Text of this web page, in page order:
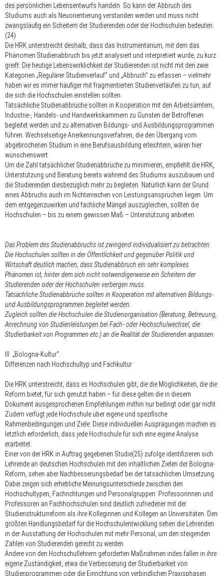
des persönlichen Lebensentwurfs handeln. So kann der Abbruch des
Studiums auch als Neuorientierung verstanden werden und muss nicht
zwangsläufig ein Scheitern der Studierenden oder der Hochschulen bedeuten.
(24)
Die HRK unterstreicht deshalb, dass das Instrumentarium, mit dem das
Phänomen Studienabbruch bis jetzt analysiert und interpretiert wurde, zu kurz
greift: Die heutige Lebenswirklichkeit der Studierenden ist nicht mit den zwei
Kategorien „Regulärer Studienverlauf“ und „Abbruch“ zu erfassen – vielmehr
haben wir es immer häufiger mit fragmentierten Studienverläufen zu tun, auf
die sich die Hochschulen einstellen sollten.
Tatsächliche Studienabbrüche sollten in Kooperation mit den Arbeitsämtern,
Industrie-, Handels- und Handwerkskammern zu Gunsten der Betroffenen
begleitet werden und zu alternativen Bildungs- und Ausbildungsprogrammen
führen. Wechselseitige Anerkennungsverfahren, die den Übergang vom
abgebrochenen Studium in eine Berufsausbildung erleichtern, wären hier
wünschenswert.
Um die Zahl tatsächlicher Studienabbrüche zu minimieren, empfiehlt die HRK,
Unterstützung und Beratung bereits während des Studiums auszubauen und
die Studierenden diesbezüglich mehr zu begleiten. Natürlich kann der Grund
eines Abbruchs auch im Nichterreichen von Leistungsansprüchen liegen. Um
dem entgegenzuwirken und fachliche Mängel auszugleichen, sollten die
Hochschulen – bis zu einem gewissen Maß – Unterstützung anbieten.
Das Problem des Studienabbruchs ist zwingend individualisiert zu betrachten.
Die Hochschulen sollten in der Öffentlichkeit und gegenüber Politik und
Wirtschaft deutlich machen, dass Studienabbruch ein sehr komplexes
Phänomen ist, hinter dem sich nicht notwendigerweise ein Scheitern der
Studierenden oder der Hochschulen verbergen muss.
Tatsächliche Studienabbrüche sollten in Kooperation mit alternativen Bildungs-
und Ausbildungsprogrammen begleitet werden.
Zugleich sollten die Hochschulen die Studienorganisation (Beratung, Betreuung,
Anrechnung von Studienleistungen bei Fach- oder Hochschulwechsel, die
Studierbarkeit von Programmen etc.) an die Realität der Studierenden anpassen.
III. „Bologna-Kultur“.
Differenzen nach Hochschultyp und Fachkultur
Die HRK unterstreicht, dass es Hochschulen gibt, die die Möglichkeiten, die die
Reform bietet, für sich genutzt haben – für diese gelten die in diesem
Dokument ausgesprochenen Empfehlungen mithin nur bedingt oder gar nicht.
Zudem verfügt jede Hochschule über eigene und spezifische
Rahmenbedingungen und Ziele. Diese individuellen Ausprägungen machen es
letztlich erforderlich, dass jede Hochschule für sich eine eigene Analyse
erarbeitet.
Einer von der HRK in Auftrag gegebenen Studie(25) zufolge identifizieren sich
Lehrende an deutschen Hochschulen mit den inhaltlichen Zielen der Bologna-
Reform, sehen aber Nachbesserungsbedarf bei der tatsächlichen Umsetzung.
Dabei zeigen sich erhebliche Meinungsunterschiede zwischen den
Hochschultypen, Fachrichtungen und Personalgruppen: Professorinnen und
Professoren an Fachhochschulen sind deutlich zufriedener mit der
Studienstrukturreform als ihre Kolleginnen und Kollegen an Universitäten. Den
größten Handlungsbedarf für die Hochschulentwicklung sehen die Lehrenden
in der Ausstattung der Hochschulen mit mehr Personal, um den steigenden
Zahlen von Studierenden gerecht zu werden.
Andere von den Hochschullehrern geforderten Maßnahmen indes fallen in ihre
eigene Zuständigkeit, etwa die Verbesserung der Studierbarkeit von
Studienprogrammen oder die Einrichtung von verbindlichen Praxisphasen.